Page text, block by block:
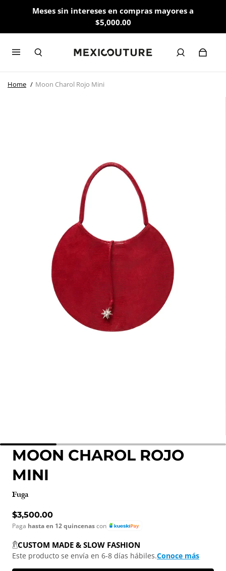
Meses sin intereses en compras mayores a
$5,000.00
Home Moon Charol Rojo Mini
MOON CHAROL ROJO
MINI
Fuga
Precio normal
$3,500.00
Paga hasta en 12 quincenascon
CUSTOM MADE & SLOW FASHION
Este producto se envía en 6-8 días hábiles.Conoce más